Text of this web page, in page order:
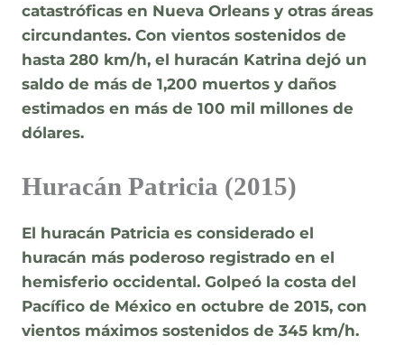
catastróficas en Nueva Orleans y otras áreas
circundantes. Con vientos sostenidos de
hasta 280 km/h, el huracán Katrina dejó un
saldo de más de 1,200 muertos y daños
estimados en más de 100 mil millones de
dólares.
Huracán Patricia (2015)
El huracán Patricia es considerado el
huracán más poderoso registrado en el
hemisferio occidental. Golpeó la costa del
Pacífico de México en octubre de 2015, con
vientos máximos sostenidos de 345 km/h.